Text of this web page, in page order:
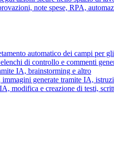
note spese, RPA,
automatico dei campi per
di controllo e commenti
IA, brainstorming e altro
generate tramite IA,
modifica e creazione di testi,